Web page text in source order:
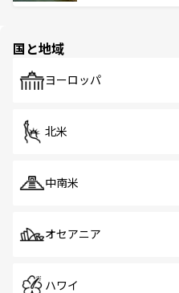
で、ホーカーズは地
国と地域
ヨーロッパ
北米
中南米
オセアニア
ハワイ